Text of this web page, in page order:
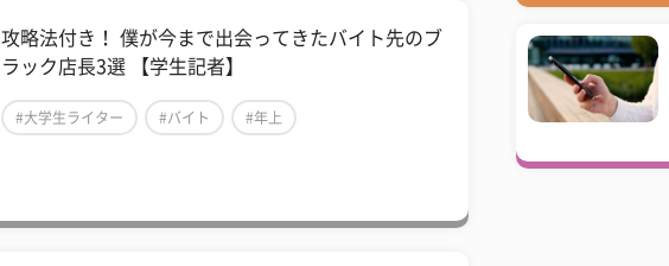
攻略法付き！ 僕が今まで出会ってきたバイト先のブ
ラック店長3選 【学生記者】
#大学生ライター #バイト #年上